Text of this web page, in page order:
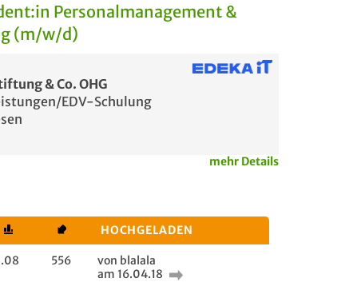
Personalmanagement &
(m/w/d)
& Co. OHG
EDV-Schulung
mehr Details
HOCHGELADEN
556
von blalala
am 16.04.18